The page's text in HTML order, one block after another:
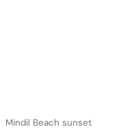
Mindil Beach sunset